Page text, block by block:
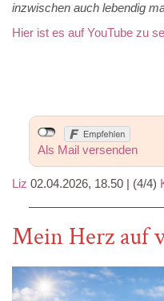
inzwischen auch lebendig
Hier ist es auf YouTube zu
Als Mail versenden
Liz 02.04.2026, 18.50 | (4/4)
Mein Herz auf